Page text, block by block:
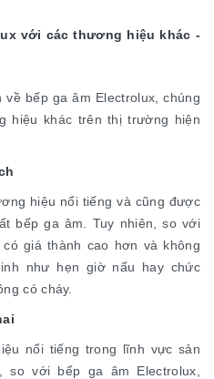
với các thương hiệu khác -
bếp ga âm Electrolux, chúng
hiệu khác trên thị trường hiện
hiệu nổi tiếng và cũng được
bếp ga âm. Tuy nhiên, so với
giá thành cao hơn và không
như hẹn giờ nấu hay chức
có cháy.
nổi tiếng trong lĩnh vực sản
với bếp ga âm Electrolux,